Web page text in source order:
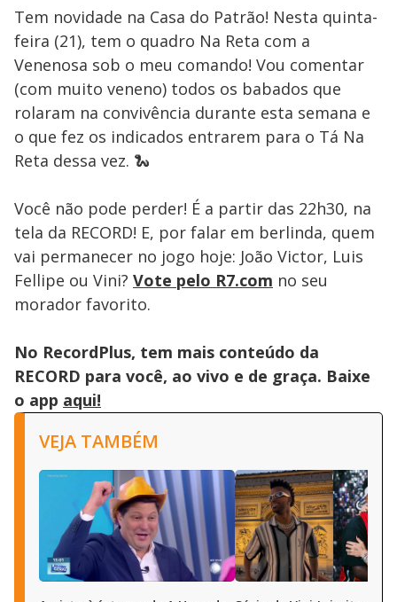
Tem novidade na Casa do Patrão! Nesta quinta-
feira (21), tem o quadro Na Reta com a
Venenosa sob o meu comando! Vou comentar
(com muito veneno) todos os babados que
rolaram na convivência durante esta semana e
o que fez os indicados entrarem para o Tá Na
Reta dessa vez. 🐍
Você não pode perder! É a partir das 22h30, na
tela da RECORD! E, por falar em berlinda, quem
vai permanecer no jogo hoje: João Victor, Luis
Fellipe ou Vini? Vote pelo R7.com no seu
morador favorito.
No RecordPlus, tem mais conteúdo da
RECORD para você, ao vivo e de graça. Baixe
o app aqui!
VEJA TAMBÉM